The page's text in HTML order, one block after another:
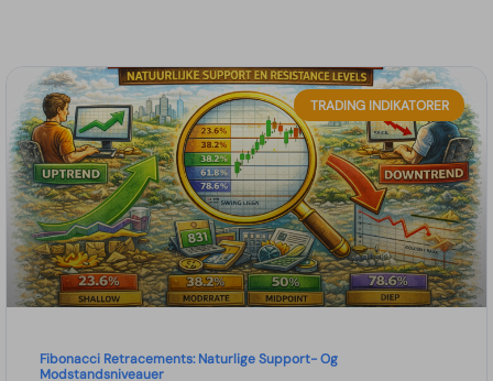
TRADING INDIKATORER
Fibonacci Retracements: Naturlige Support- Og
Modstandsniveauer